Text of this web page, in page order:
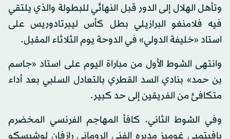
وتأهل الهلال إلى الدور قبل النهائي للبطولة والذي يلتقي
فيه فلامنغو البرازيلي بطل كأس ليبرتادوريس على
استاد «خليفة الدولي» في الدوحة يوم الثلاثاء المقبل.
وانتهى الشوط الأول من مباراة اليوم على استاد «جاسم
بن حمد» بنادي السد القطري بالتعادل السلبي بعد أداء
متكافئ من الفريقين إلى حد كبير.
وفي الشوط الثاني، كافأ المهاجم الفرنسي المخضرم
بافيتمبي غوميز مديره الفني الروماني رازفان لوشيسكو